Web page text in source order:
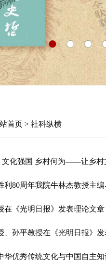
首页 > 社科纵横
文化强国 乡村何为——让乡村
利80周年我院牛林杰教授主
在《光明日报》发表理论文章
、孙平教授在《光明日报》
华优秀传统文化与中国自主